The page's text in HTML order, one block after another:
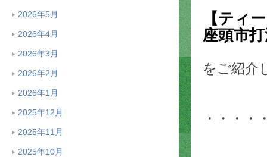
2026年5月
2026年4月
2026年3月
2026年2月
2026年1月
2025年12月
2025年11月
2025年10月
【ティ
座頭市
をご紹介
・・・・